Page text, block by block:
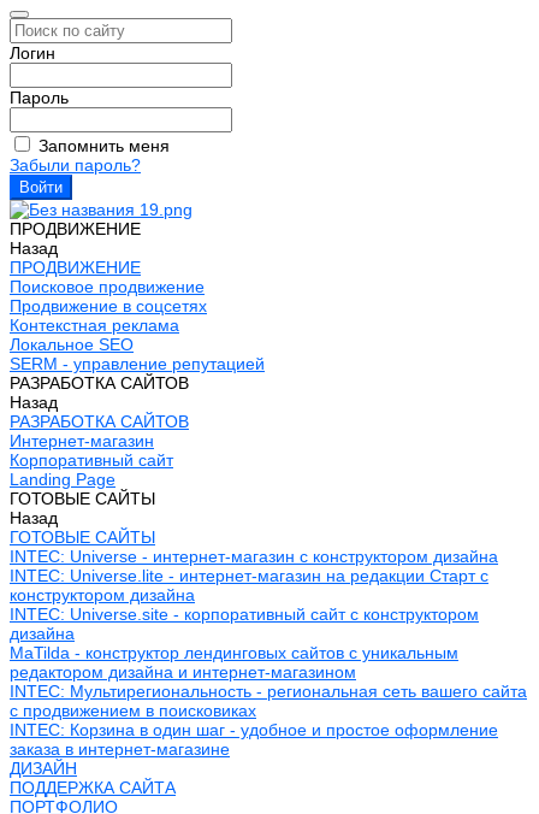
Логин
Пароль
Запомнить меня
Забыли пароль?
ПРОДВИЖЕНИЕ
Назад
ПРОДВИЖЕНИЕ
Поисковое продвижение
Продвижение в соцсетях
Контекстная реклама
Локальное SEO
SERM - управление репутацией
РАЗРАБОТКА САЙТОВ
Назад
РАЗРАБОТКА САЙТОВ
Интернет-магазин
Корпоративный сайт
Landing Page
ГОТОВЫЕ САЙТЫ
Назад
ГОТОВЫЕ САЙТЫ
INTEC: Universe - интернет-магазин с конструктором дизайна
INTEC: Universe.lite - интернет-магазин на редакции Старт с
конструктором дизайна
INTEC: Universe.site - корпоративный сайт с конструктором
дизайна
MaTilda - конструктор лендинговых сайтов с уникальным
редактором дизайна и интернет-магазином
INTEC: Мультирегиональность - региональная сеть вашего сайта
с продвижением в поисковиках
INTEC: Корзина в один шаг - удобное и простое оформление
заказа в интернет-магазине
ДИЗАЙН
ПОДДЕРЖКА САЙТА
ПОРТФОЛИО